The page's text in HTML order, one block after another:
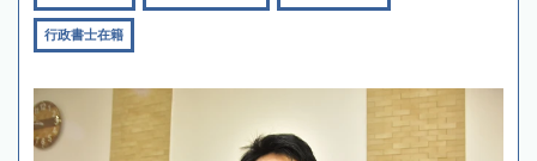
行政書士在籍